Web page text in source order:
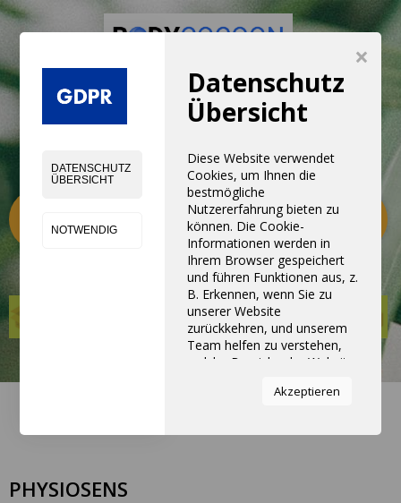
×
DATENSCHUTZ
ÜBERSICHT
NOTWENDIG
Datenschutz
Übersicht
Diese Website verwendet
Cookies, um Ihnen die
bestmögliche
Nutzererfahrung bieten zu
können. Die Cookie-
Informationen werden in
Ihrem Browser gespeichert
und führen Funktionen aus, z.
B. Erkennen, wenn Sie zu
unserer Website
zurückkehren, und unserem
Team helfen zu verstehen,
welche Bereiche der Website
nützlichsten finden.
Sie können durch die
Akzeptieren
NEUE ERFAHRUNG MIT NEUE
PRODUKTEN,
GERÄTEN, UND SERVICE
PHYSIOSENS